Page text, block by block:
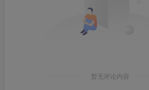
暂无评论内容